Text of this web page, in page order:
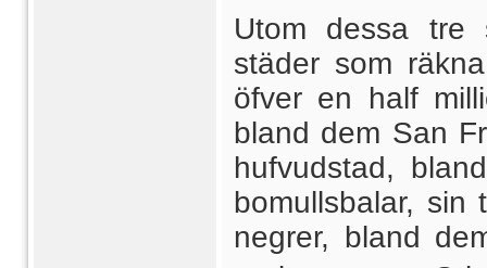
Utom dessa tre
städer som
öfver en half
bland dem San
hufvudstad,
bomullsbalar, sin
negrer, bland